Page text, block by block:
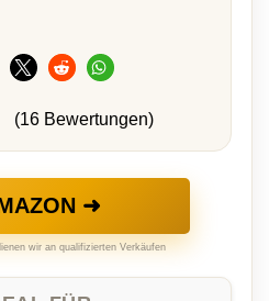
(16 Bewertungen)
➜
wir an qualifizierten Verkäufen